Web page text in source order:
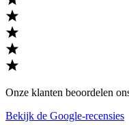
Onze klanten beoordelen
Bekijk de Google-recensies